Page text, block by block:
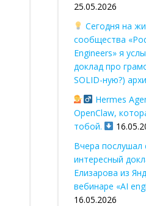
25.05.2026
Сегодня на
сообщества
Engineers» я
доклад про
SOLID-ную?)
Hermes
OpenClaw,
тобой.
Вчера послушал
интересный
Елизарова из
вебинаре «AI
16.05.2026